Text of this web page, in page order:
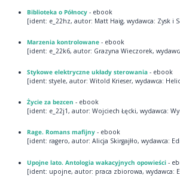
Biblioteka o Północy- ebook
[ident: e_22hz, autor: Matt Haig, wydawca: Zysk i
Marzenia kontrolowane- ebook
[ident: e_22k6, autor: Grazyna Wieczorek,
Stykowe elektryczne układy sterowania- ebook
[ident: styele, autor: Witold Krieser, wydawca:
Życie za bezcen - ebook
[ident: e_22j1, autor: Wojciech Łęcki, wydawca:
Rage. Romans mafijny - ebook
[ident: ragero, autor: Alicja Skirgajłło, wydawca:
Upojne lato. Antologia wakacyjnych opowieści-
[ident: upojne, autor: praca zbiorowa, wydawca: